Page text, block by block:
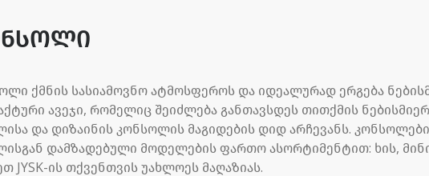
ქმნის სასიამოვნო ატმოსფეროს და იდეალურად ერგება
ავეჯი, რომელიც შეიძლება განთავსდეს თითქმის
და დიზაინის კონსოლის მაგიდების დიდ არჩევანს.
დამზადებული მოდელების ფართო ასორტიმენტით: ხის,
JYSK-ის თქვენთვის უახლოეს მაღაზიას.